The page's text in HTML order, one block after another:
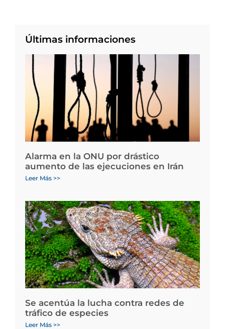
Últimas informaciones
Alarma en la ONU por drástico
aumento de las ejecuciones en Irán
Leer Más >>
Se acentúa la lucha contra redes de
tráfico de especies
Leer Más >>